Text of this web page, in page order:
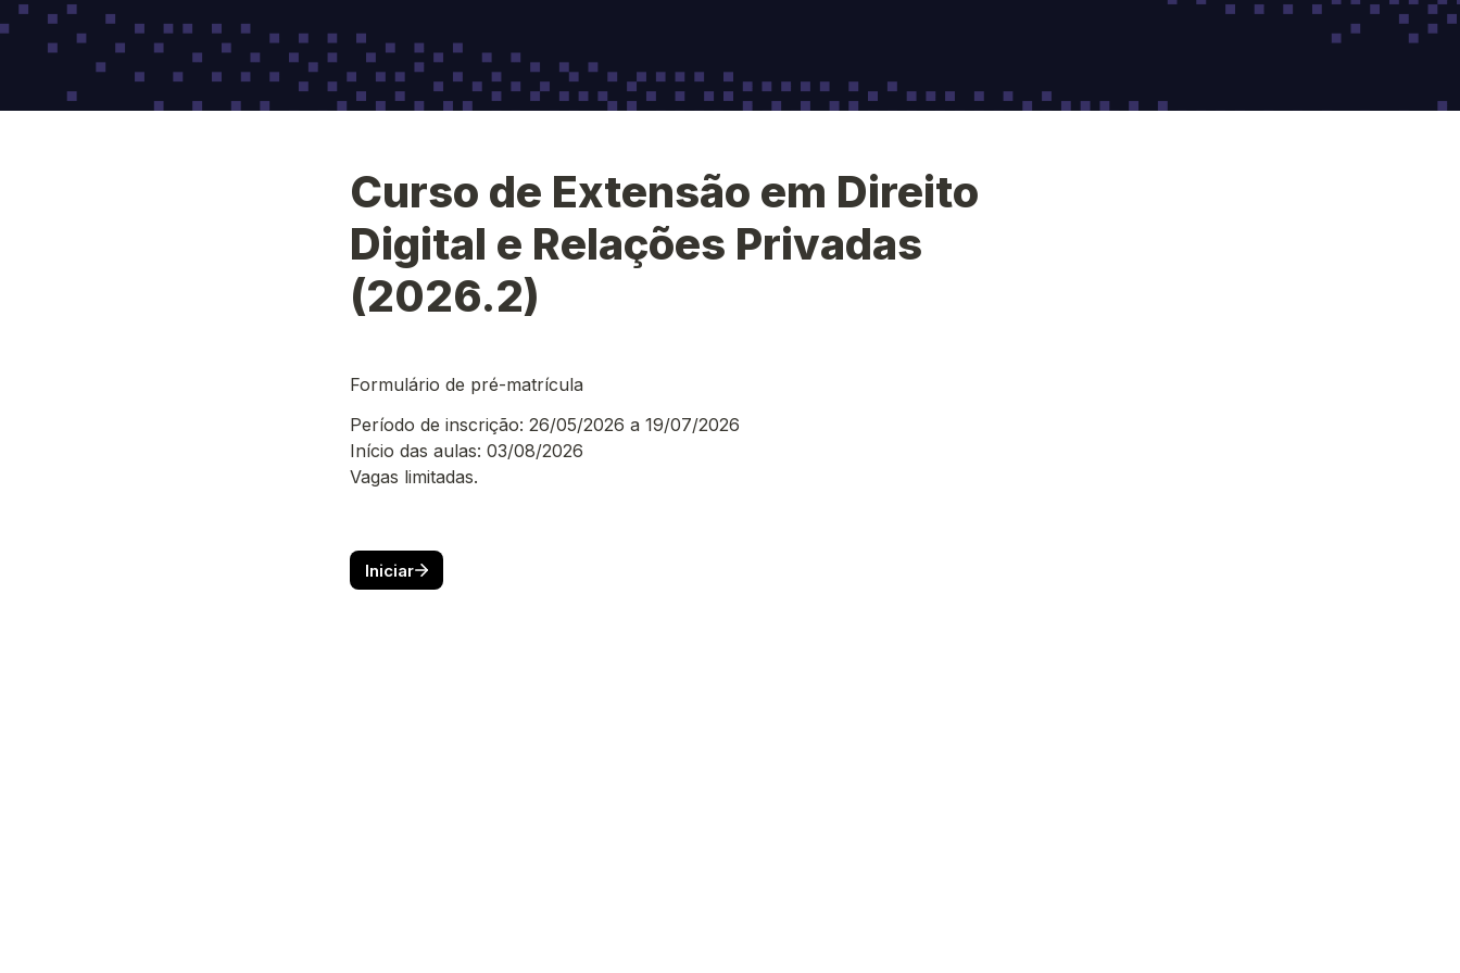
Curso de Extensão em Direito
Digital e Relações Privadas
(2026.2)
Formulário de pré-matrícula
Período de inscrição: 26/05/2026 a 19/07/2026
Início das aulas: 03/08/2026
Vagas limitadas.
Iniciar